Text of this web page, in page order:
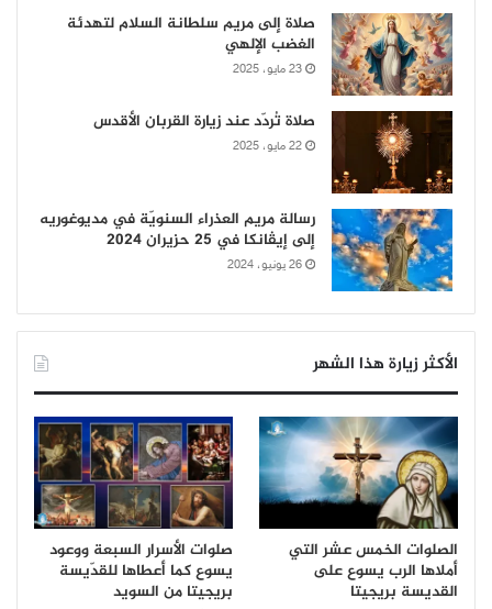
صلاة إلى مريم سلطانة السلام لتهدئة
الغضب الإلهي
23 مايو، 2025
صلاة تُردّد عند زيارة القربان الأقدس
22 مايو، 2025
رسالة مريم العذراء السنويّة في مديوغوريه
إلى إيڤانكا في 25 حزيران 2024
26 يونيو، 2024
الأكثر زيارة هذا الشهر
الصلوات الخمس عشر التي
أملاها الرب يسوع على
القديسة بريجيتا
صلوات الأسرار السبعة ووعود
يسوع كما أعطاها للقدّيسة
بريجيتا من السويد